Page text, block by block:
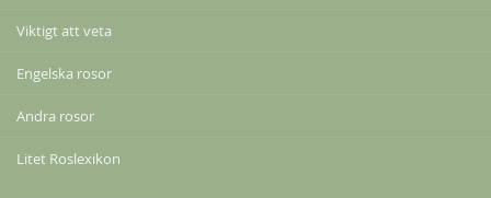
Viktigt att veta
Engelska rosor
Andra rosor
Litet Roslexikon